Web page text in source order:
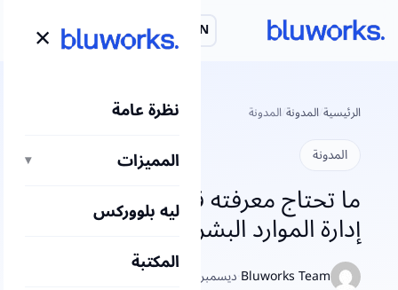
إلى EN احجز عرض توضيحي ×
نظرة عامة
المميزات
▾
ليه بلووركس
المكتبة
الرئيسيةالمدونةالمدونة
المدونة
ما تحتاج معرفته قبل اختيار نظام
إدارة الموارد البشرية
Bluworks Team ديسمبر 21, 2025